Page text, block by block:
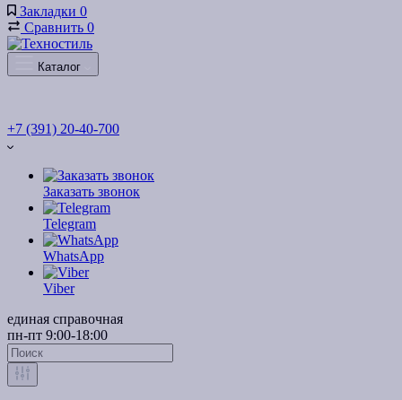
Закладки 0
Сравнить 0
Каталог
+7 (391) 20-40-700
Заказать звонок
Telegram
WhatsApp
Viber
единая справочная
пн-пт 9:00-18:00